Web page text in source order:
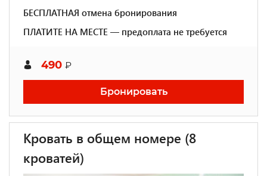
БЕСПЛАТНАЯ отмена бронирования
ПЛАТИТЕ НА МЕСТЕ — предоплата не требуется
490 ₽
Бронировать
Кровать в общем номере (8
кроватей)